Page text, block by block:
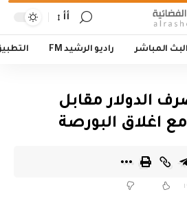
أأ
البث المباشر راديو الرشيد FM
الدولار مقابل
مع اغلاق البورصة